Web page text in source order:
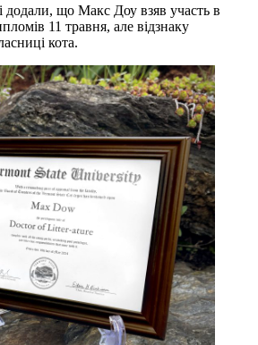
додали, що Макс Доу взяв участь в
11 травня, але відзнаку
кота.